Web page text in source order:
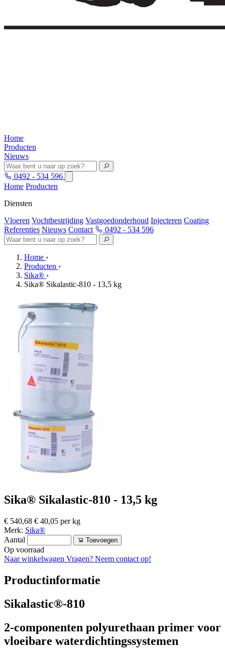
Home
Producten
Nieuws
0492 - 534 596
Home Producten
Diensten
Vloeren Vochtbestrijding Vastgoedonderhoud Injecteren Coating
Referenties Nieuws Contact 0492 - 534 596
Home ›
Producten ›
Sika® ›
Sika® Sikalastic-810 - 13,5 kg
Sika® Sikalastic-810 - 13,5 kg
€ 540,68 € 40,05 per kg
Merk: Sika®
Aantal
Toevoegen
Op voorraad
Naar winkelwagen Vragen? Neem contact op!
Productinformatie
Sikalastic®-810
2-componenten polyurethaan primer voor
vloeibare waterdichtingssystemen